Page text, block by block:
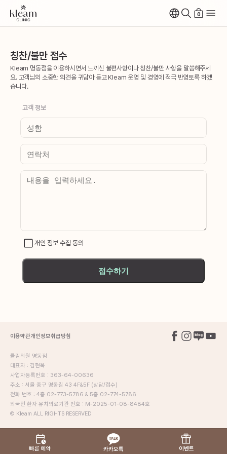
0
칭찬/불만 접수
Kleam 명동점을 이용하시면서 느끼신 불편사항이나 칭찬/불만 사항을 말씀해주세
요. 고객님의 소중한 의견을 귀담아 듣고 Kleam 운영 및 경영에 적극 반영토록 하겠
습니다.
고객 정보
개인 정보 수집 동의
접수하기
이용약관개인정보취급방침
클림의원 명동점
대표자 : 김현옥
사업자등록번호 : 363-64-00636
주소 : 서울 중구 명동길 43 4F&5F (상담/접수)
전화 번호 : 4층 02-773-5786 & 5층 02-774-5786
외국인 환자 유치의료기관 번호 : M-2025-01-08-8484호
© Kleam ALL RIGHTS RESERVED
빠른 예약 카카오톡 이벤트